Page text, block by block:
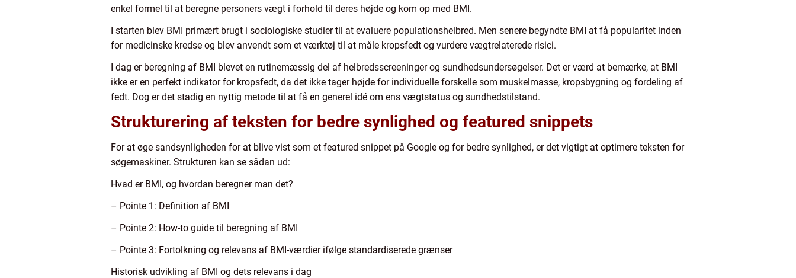
enkel formel til at beregne personers vægt i forhold til deres højde og kom op med BMI.
I starten blev BMI primært brugt i sociologiske studier til at evaluere populationshelbred. Men senere begyndte BMI at få popularitet inden
for medicinske kredse og blev anvendt som et værktøj til at måle kropsfedt og vurdere vægtrelaterede risici.
I dag er beregning af BMI blevet en rutinemæssig del af helbredsscreeninger og sundhedsundersøgelser. Det er værd at bemærke, at BMI
ikke er en perfekt indikator for kropsfedt, da det ikke tager højde for individuelle forskelle som muskelmasse, kropsbygning og fordeling af
fedt. Dog er det stadig en nyttig metode til at få en generel idé om ens vægtstatus og sundhedstilstand.
Strukturering af teksten for bedre synlighed og featured snippets
For at øge sandsynligheden for at blive vist som et featured snippet på Google og for bedre synlighed, er det vigtigt at optimere teksten for
søgemaskiner. Strukturen kan se sådan ud:
Hvad er BMI, og hvordan beregner man det?
– Pointe 1: Definition af BMI
– Pointe 2: How-to guide til beregning af BMI
– Pointe 3: Fortolkning og relevans af BMI-værdier ifølge standardiserede grænser
Historisk udvikling af BMI og dets relevans i dag